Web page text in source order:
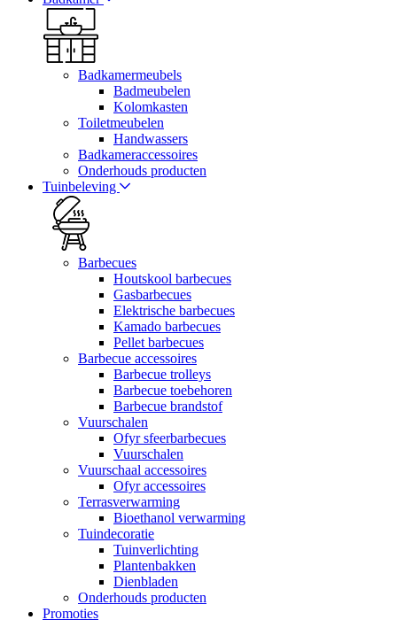
Badkamermeubels
Badmeubelen
Kolomkasten
Toiletmeubelen
Handwassers
Badkameraccessoires
Onderhouds producten
Tuinbeleving
Barbecues
Houtskool barbecues
Gasbarbecues
Elektrische barbecues
Kamado barbecues
Pellet barbecues
Barbecue accessoires
Barbecue trolleys
Barbecue toebehoren
Barbecue brandstof
Vuurschalen
Ofyr sfeerbarbecues
Vuurschalen
Vuurschaal accessoires
Ofyr accessoires
Terrasverwarming
Bioethanol verwarming
Tuindecoratie
Tuinverlichting
Plantenbakken
Dienbladen
Onderhouds producten
Promoties